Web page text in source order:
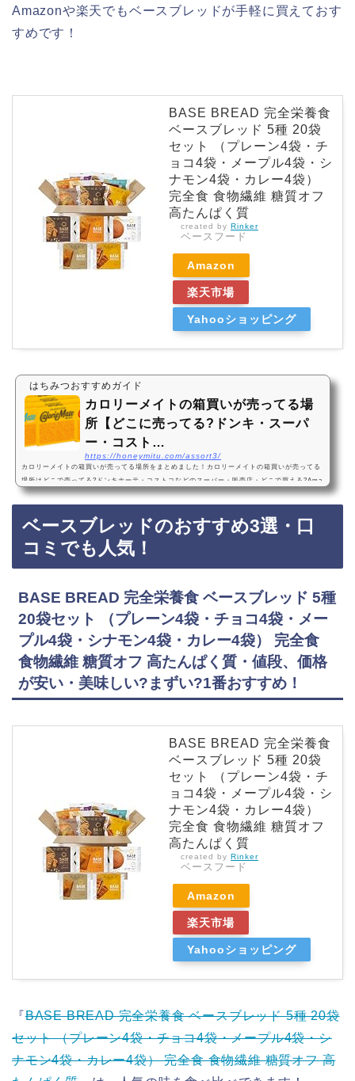
Amazonや楽天でもベースブレッドが手軽に買えておす
すめです！
BASE BREAD 完全栄養食
ベースブレッド 5種 20袋
セット （プレーン4袋・チ
ョコ4袋・メープル4袋・シ
ナモン4袋・カレー4袋）
完全食 食物繊維 糖質オフ
高たんぱく質
created by Rinker
ベースフード
Amazon
楽天市場
Yahooショッピング
はちみつおすすめガイド
カロリーメイトの箱買いが売ってる場
所【どこに売ってる?ドンキ・スーパ
ー・コスト…
https://honeymitu.com/assort3/
カロリーメイトの箱買いが売ってる場所をまとめました！カロリーメイトの箱買いが売ってる
場所はどこで売ってる?ドンキホーテ・コストコなどのスーパー・販売店・どこで買える?Ama
zon・楽天・売ってない?送料無料カロリーメイトの箱買いは、ドンキホーテやコストコなどの
リーメイトの箱買いがお得に買えておすすめです！カロリーメイトの箱買いのおすすめ3選・
口コミでも人気！桜チェック済み【セット商品】大塚製薬 カロリーメイト ブロック 3種…
ベースブレッドのおすすめ3選・口
コミでも人気！
BASE BREAD 完全栄養食 ベースブレッド 5種
20袋セット （プレーン4袋・チョコ4袋・メー
プル4袋・シナモン4袋・カレー4袋） 完全食
食物繊維 糖質オフ 高たんぱく質・値段、価格
が安い・美味しい?まずい?1番おすすめ！
BASE BREAD 完全栄養食
ベースブレッド 5種 20袋
セット （プレーン4袋・チ
ョコ4袋・メープル4袋・シ
ナモン4袋・カレー4袋）
完全食 食物繊維 糖質オフ
高たんぱく質
created by Rinker
ベースフード
Amazon
楽天市場
Yahooショッピング
『BASE BREAD 完全栄養食 ベースブレッド 5種 20袋
セット （プレーン4袋・チョコ4袋・メープル4袋・シ
ナモン4袋・カレー4袋） 完全食 食物繊維 糖質オフ 高